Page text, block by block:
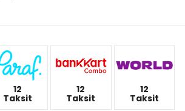
12
Taksit
12
Taksit
12
Taksit